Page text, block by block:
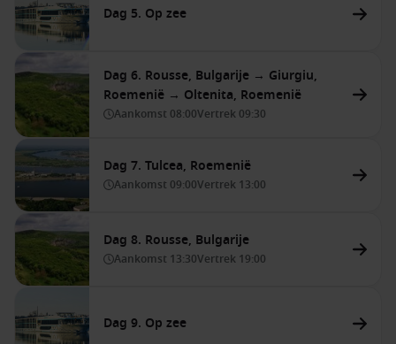
Dag 5. Op zee
Dag 6. Rousse, Bulgarije → Giurgiu,
Roemenië → Oltenita, Roemenië
Aankomst 08:00Vertrek 09:30
Dag 7. Tulcea, Roemenië
Aankomst 09:00Vertrek 13:00
Dag 8. Rousse, Bulgarije
Aankomst 13:30Vertrek 19:00
Dag 9. Op zee